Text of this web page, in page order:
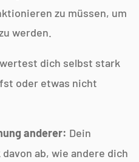
zu müssen, um
werden.
dich selbst stark
oder etwas nicht
anderer: Dein
ab, wie andere dich